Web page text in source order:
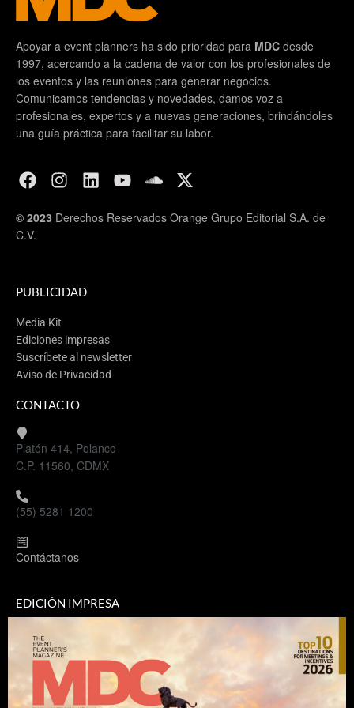
visitados por los turistas.
Hecho en Tijuana
Apasionado de Baja California, Miguel Aguiñiga es
licenciado en Administración por el Instituto Tecnológico
de Tijuana, con MBA en Mercadotecnia por el Centro de
Enseñanza Técnica y Superior (CETyS) del estado.
Durante 16 años trabajó con Volaris, su último cargo fue
Su labor consistía en abrir nuevos destinos en México,
Estados Unidos, Centroamérica y Sudamérica, lo que le
Hoy, su mayor reto es promover las bondades de su
estado y lograr que un mayor número de personas se
enamoren de Baja California.
“Estamos listos, preparándonos
para mejorar y recibir a todos los
reuniones, Baja California es una
excelente opción, no sólo por sus
por la gran variedad de experiencias
Aguiñiga Rodríguez, secretario de
Apoyar a event planners ha sido prioridad para MDC desde
1997, acercando a la cadena de valor con los profesionales de
los eventos y las reuniones para generar negocios.
Comunicamos tendencias y novedades, damos voz a
profesionales, expertos y a nuevas generaciones, brindándoles
una guía práctica para facilitar su labor.
© 2023 Derechos Reservados Orange Grupo Editorial S.A. de
C.V.
PUBLICIDAD
Media Kit
Ediciones impresas
Suscríbete al newsletter
Aviso de Privacidad
CONTACTO
Platón 414, Polanco
C.P. 11560, CDMX
(55) 5281 1200
Contáctanos
EDICIÓN IMPRESA